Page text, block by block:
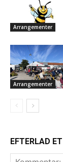
Arrangementer
Arrangementer
EFTERLAD